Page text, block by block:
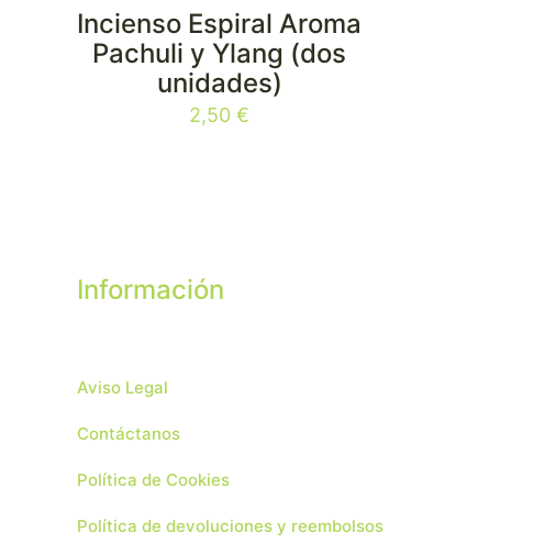
¡NUEVO!
Incienso Espiral Aroma
Pachuli y Ylang (dos
unidades)
2,50€
Información
Aviso Legal
Contáctanos
Política de Cookies
Política de devoluciones y reembolsos